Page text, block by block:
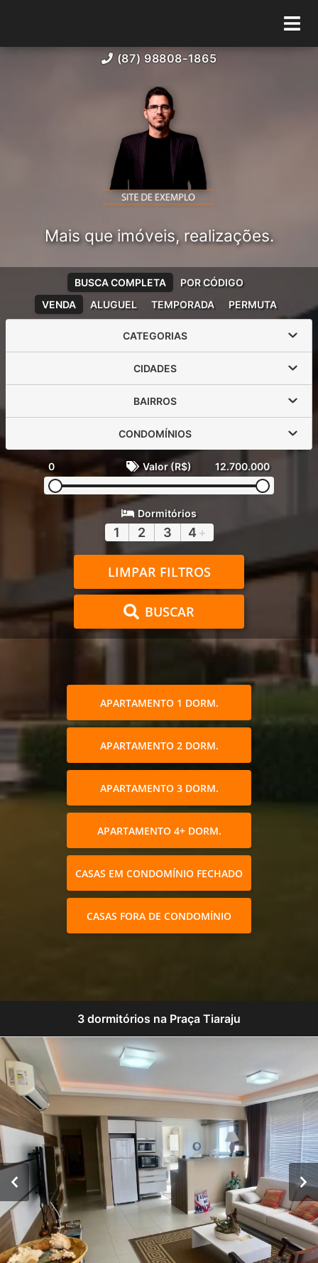
(87) 98808-1865
Mais que imóveis, realizações.
VENDA ALUGUEL TEMPORADA PERMUTA
BUSCA COMPLETA POR CÓDIGO
CATEGORIAS
CIDADES
BAIRROS
CONDOMÍNIOS
0 Valor (R$) 12.700.000
Dormitórios
1 2 3 4 +
LIMPAR FILTROS
BUSCAR
APARTAMENTO 1 DORM.
APARTAMENTO 2 DORM.
APARTAMENTO 3 DORM.
APARTAMENTO 4+ DORM.
CASAS EM CONDOMÍNIO FECHADO
CASAS FORA DE CONDOMÍNIO
3 dormitórios na Praça Tiaraju